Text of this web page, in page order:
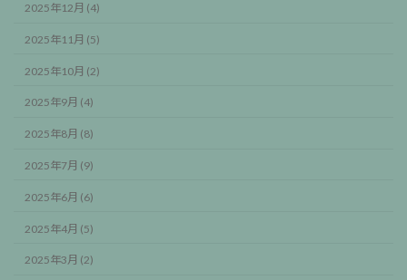
2025年12月 (4)
2025年11月 (5)
2025年10月 (2)
2025年9月 (4)
2025年8月 (8)
2025年7月 (9)
2025年6月 (6)
2025年4月 (5)
2025年3月 (2)